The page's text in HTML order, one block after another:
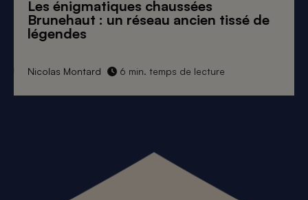
Les énigmatiques chaussées
Brunehaut : un réseau ancien tissé de
légendes
Nicolas Montard 6 min. temps de lecture